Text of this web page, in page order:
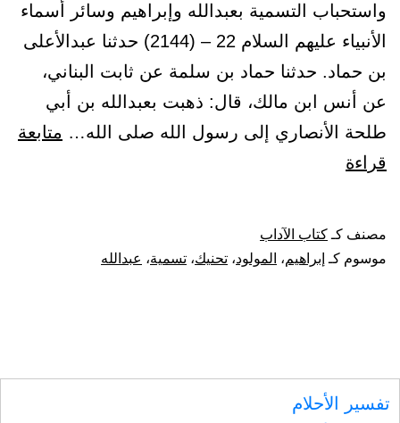
واستحباب التسمية بعبدالله وإبراهيم وسائر أسماء
الأنبياء عليهم السلام 22 – (2144) حدثنا عبدالأعلى
بن حماد. حدثنا حماد بن سلمة عن ثابت البناني،
عن أنس ابن مالك، قال: ذهبت بعبدالله بن أبي
طلحة الأنصاري إلى رسول الله صلى الله… متابعة
قراءة
تحنيك
المولود
إلى
صالح
مصنف كـكتاب الآداب
موسوم كـ إبراهيم، المولود، تحنيك، تسمية، عبدالله
تفسير الأحلام